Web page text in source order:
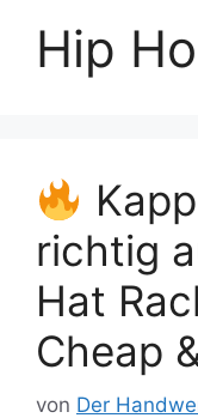
Hip
richtig
Hat
Cheap
von Der